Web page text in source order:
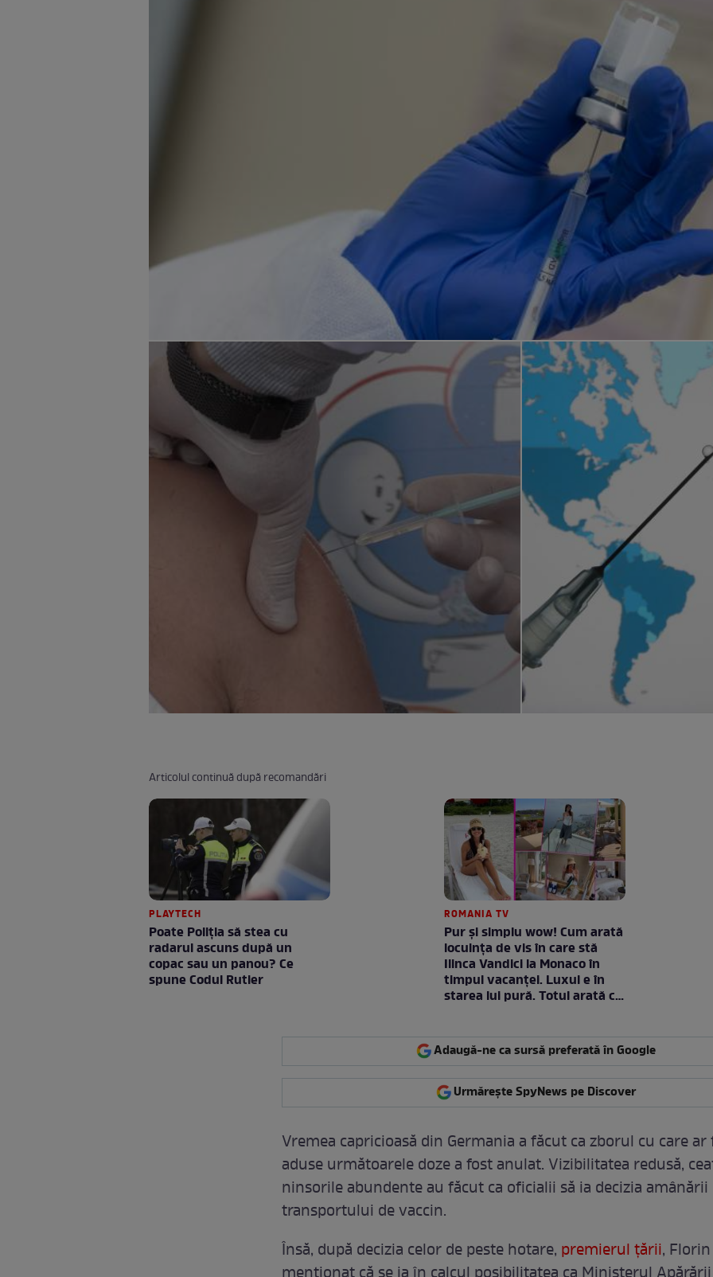
Articolul continuă după recomandări
PLAYTECH
Poate Poliția să stea cu
radarul ascuns după un
copac sau un panou? Ce
spune Codul Rutier
ROMANIA TV
Pur și simplu wow! Cum arată
locuința de vis în care stă
Ilinca Vandici la Monaco în
timpul vacanței. Luxul e în
starea lui pură. Totul arată ca
Adaugă-ne ca sursă preferată în Google
Urmărește SpyNews pe Discover
Vremea capricioasă din Germania a făcut ca zborul cu care
aduse următoarele doze a fost anulat. Vizibilitatea redusă,
ninsorile abundente au făcut ca oficialii să ia decizia amânării
transportului de vaccin.
Însă, după decizia celor de peste hotare, premierul țării,